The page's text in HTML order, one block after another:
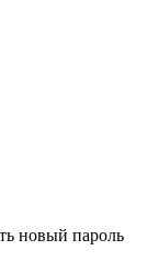
новый пароль